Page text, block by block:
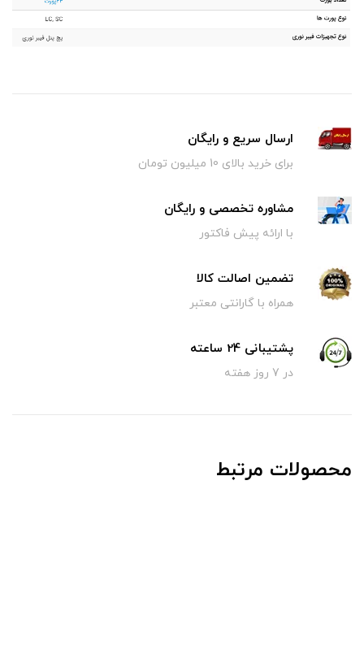
ارسال سریع و رایگان
برای خرید بالای 10 میلیون تومان
مشاوره تخصصی و رایگان
با ارائه پیش فاکتور
تضمین اصالت کالا
همراه با گارانتی معتبر
پشتیبانی 24 ساعته
در 7 روز هفته
محصولات مرتبط